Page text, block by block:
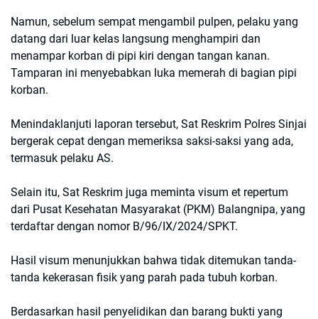
Namun, sebelum sempat mengambil pulpen, pelaku yang
datang dari luar kelas langsung menghampiri dan
menampar korban di pipi kiri dengan tangan kanan.
Tamparan ini menyebabkan luka memerah di bagian pipi
korban.
Menindaklanjuti laporan tersebut, Sat Reskrim Polres Sinjai
bergerak cepat dengan memeriksa saksi-saksi yang ada,
termasuk pelaku AS.
Selain itu, Sat Reskrim juga meminta visum et repertum
dari Pusat Kesehatan Masyarakat (PKM) Balangnipa, yang
terdaftar dengan nomor B/96/IX/2024/SPKT.
Hasil visum menunjukkan bahwa tidak ditemukan tanda-
tanda kekerasan fisik yang parah pada tubuh korban.
Berdasarkan hasil penyelidikan dan barang bukti yang